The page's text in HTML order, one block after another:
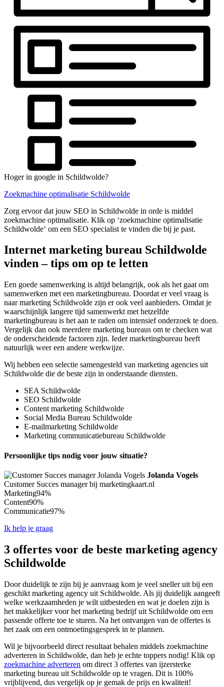
Hoger in google in Schildwolde?
Zoekmachine optimalisatie Schildwolde
Zorg ervoor dat jouw SEO in Schildwolde in orde is middel
zoekmachine optimalisatie. Klik op ‘zoekmachine optimalisatie
Schildwolde‘ om een SEO specialist te vinden die bij je past.
Internet marketing bureau Schildwolde
vinden – tips om op te letten
Een goede samenwerking is altijd belangrijk, ook als het gaat om
samenwerken met een marketingbureau. Doordat er veel vraag is
naar marketing Schildwolde zijn er ook veel aanbieders. Omdat je
waarschijnlijk langere tijd samenwerkt met hetzelfde
marketingbureau is het aan te raden om intensief onderzoek te doen.
Vergelijk dan ook meerdere marketing bureaus om te checken wat
de onderscheidende factoren zijn. Ieder marketingbureau heeft
natuurlijk weer een andere werkwijze.
Wij hebben een selectie samengesteld van marketing agencies uit
Schildwolde die de beste zijn in onderstaande diensten.
SEA Schildwolde
SEO Schildwolde
Content marketing Schildwolde
Social Media Bureau Schildwolde
E-mailmarketing Schildwolde
Marketing communicatiebureau Schildwolde
Persoonlijke tips nodig voor jouw situatie?
Jolanda Vogels
Customer Succes manager bij marketingkaart.nl
Marketing94%
Content90%
Communicatie97%
Ik help je graag
3 offertes voor de beste marketing agency
Schildwolde
Door duidelijk te zijn bij je aanvraag kom je veel sneller uit bij een
geschikt marketing agency uit Schildwolde. Als jij duidelijk aangeeft
welke werkzaamheden je wilt uitbesteden en wat je doelen zijn is
het makkelijker voor het marketing bedrijf uit Schildwolde om een
passende offerte toe te sturen. Na het ontvangen van de offertes is
het zaak om een ontmoetingsgesprek in te plannen.
Wil je bijvoorbeeld direct resultaat behalen middels zoekmachine
adverteren in Schildwolde, dan heb je echte toppers nodig! Klik op
zoekmachine adverteren om direct 3 offertes van ijzersterke
marketing bureau uit Schildwolde op te vragen. Dit is 100%
vrijblijvend, dus vergelijk op je gemak de prijs en kwaliteit!